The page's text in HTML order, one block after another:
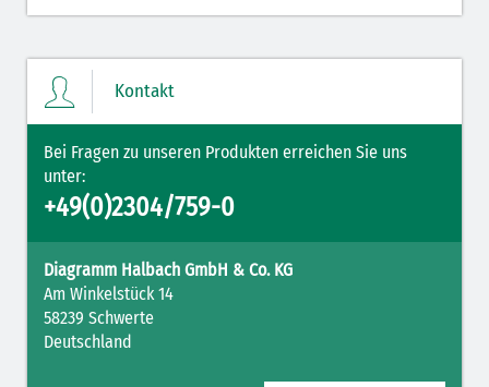
Kontakt
Bei Fragen zu unseren Produkten erreichen Sie uns
unter:
+49(0)2304/759-0
Diagramm Halbach GmbH & Co. KG
Am Winkelstück 14
58239 Schwerte
Deutschland